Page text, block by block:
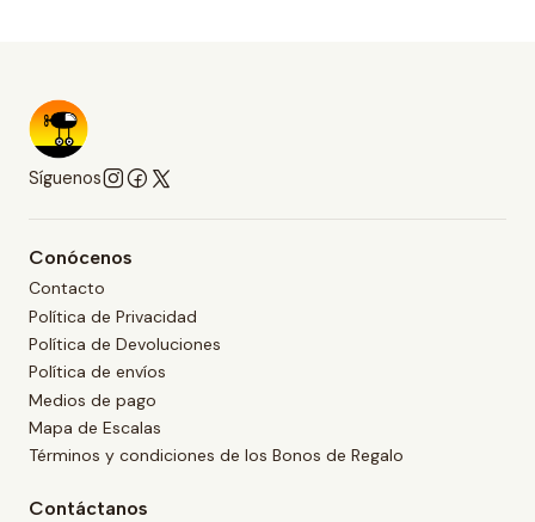
Síguenos
Conócenos
Contacto
Política de Privacidad
Política de Devoluciones
Política de envíos
Medios de pago
Mapa de Escalas
Términos y condiciones de los Bonos de Regalo
Contáctanos